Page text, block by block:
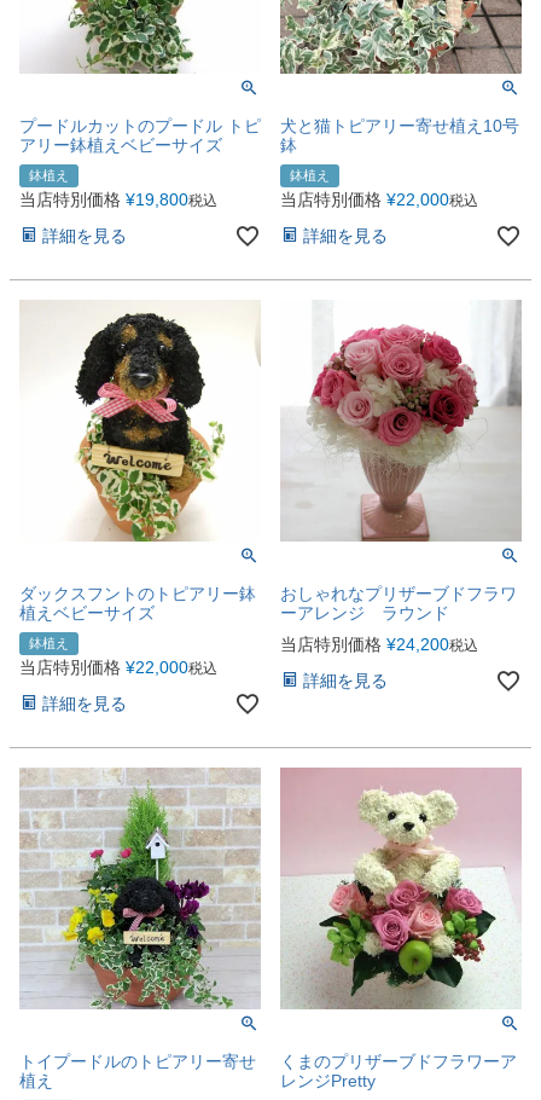
プードルカットのプードル トピ
アリー鉢植えベビーサイズ
鉢植え
当店特別価格 ¥19,800税込
詳細を見る
犬と猫トピアリー寄せ植え10号
鉢
鉢植え
当店特別価格 ¥22,000税込
詳細を見る
ダックスフントのトピアリー鉢
植えベビーサイズ
鉢植え
当店特別価格 ¥22,000税込
詳細を見る
おしゃれなプリザーブドフラワ
ーアレンジ ラウンド
当店特別価格 ¥24,200税込
詳細を見る
トイプードルのトピアリー寄せ
植え
くまのプリザーブドフラワーア
レンジPretty